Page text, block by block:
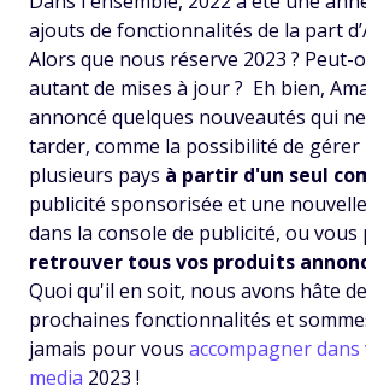
ajouts de fonctionnalités de la part
Alors que nous réserve 2023 ? Peut-
autant de mises à jour ? Eh bien,
annoncé quelques nouveautés qui
tarder, comme la possibilité de gérer
plusieurs pays à partir d'un seul
publicité sponsorisée et une
dans la console de publicité, ou vous
retrouver tous vos produits
Quoi qu'il en soit, nous avons hâte
prochaines fonctionnalités et
jamais pour vous accompagner
media 2023 !